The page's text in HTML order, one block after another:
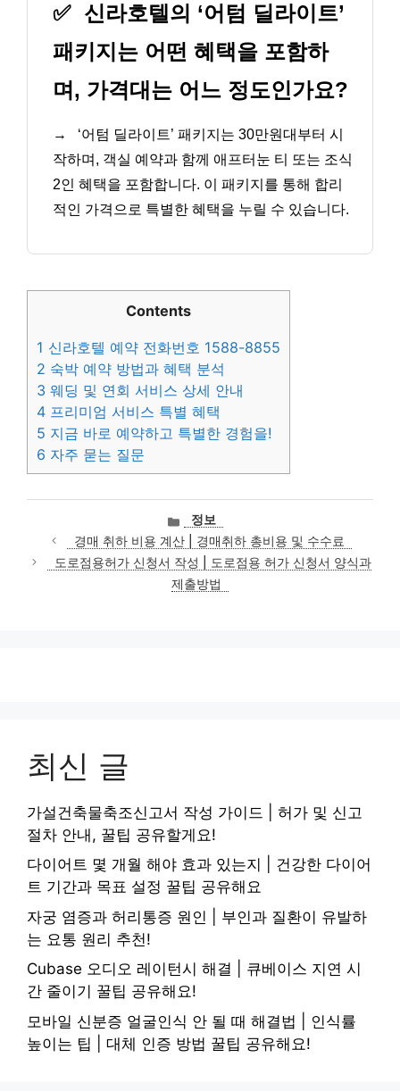
✅ 신라호텔의 ‘어텀 딜라이트’
패키지는 어떤 혜택을 포함하
며, 가격대는 어느 정도인가요?
→
‘어텀 딜라이트’ 패키지는 30만원대부터 시
작하며, 객실 예약과 함께 애프터눈 티 또는 조식
2인 혜택을 포함합니다. 이 패키지를 통해 합리
적인 가격으로 특별한 혜택을 누릴 수 있습니다.
Contents
1 신라호텔 예약 전화번호 1588-8855
2 숙박 예약 방법과 혜택 분석
3 웨딩 및 연회 서비스 상세 안내
4 프리미엄 서비스 특별 혜택
5 지금 바로 예약하고 특별한 경험을!
6 자주 묻는 질문
카
테
고
리
정보
경매 취하 비용 계산 | 경매취하 총비용 및 수수료
도로점용허가 신청서 작성 | 도로점용 허가 신청서 양식과
제출방법
최신 글
가설건축물축조신고서 작성 가이드 | 허가 및 신고
절차 안내, 꿀팁 공유할게요!
다이어트 몇 개월 해야 효과 있는지 | 건강한 다이어
트 기간과 목표 설정 꿀팁 공유해요
자궁 염증과 허리통증 원인 | 부인과 질환이 유발하
는 요통 원리 추천!
Cubase 오디오 레이턴시 해결 | 큐베이스 지연 시
간 줄이기 꿀팁 공유해요!
모바일 신분증 얼굴인식 안 될 때 해결법 | 인식률
높이는 팁 | 대체 인증 방법 꿀팁 공유해요!